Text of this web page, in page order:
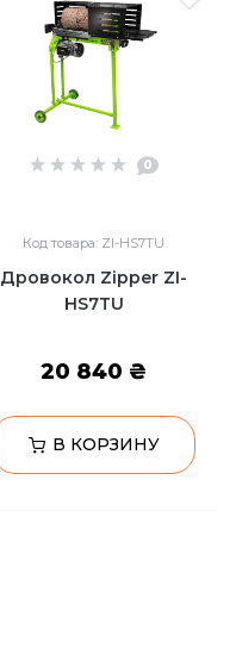
0
Код товара: ZI-HS7TU
Дровокол Zipper ZI-
HS7TU
20 840 ₴
В КОРЗИНУ